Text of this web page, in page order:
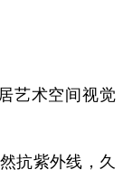
艺术空间视觉
抗紫外线，久